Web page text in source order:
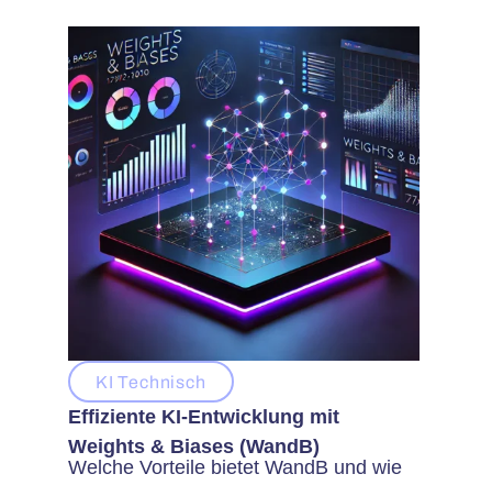
KI Technisch
Effiziente KI-Entwicklung mit
Weights & Biases (WandB)
Welche Vorteile bietet WandB und wie